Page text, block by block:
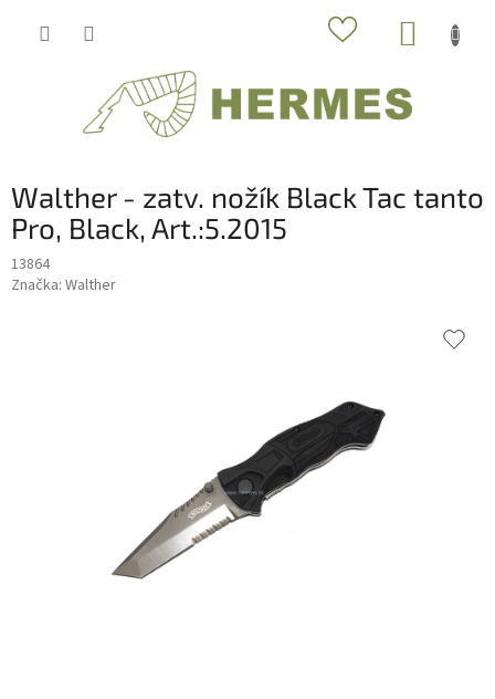
Walther - zatv. nožík Black Tac tanto
Pro, Black, Art.:5.2015
13864
Značka: Walther